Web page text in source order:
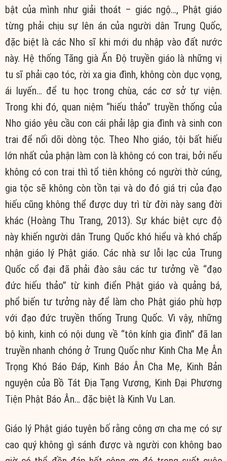
bật của mình như giải thoát – giác ngộ…, Phật giáo
từng phải chịu sự lên án của người dân Trung Quốc,
đặc biệt là các Nho sĩ khi mới du nhập vào đất nước
này. Hệ thống Tăng già Ấn Độ truyền giáo là những vị
tu sĩ phải cạo tóc, rời xa gia đình, không còn dục vọng,
ái luyến… để tu học trong chùa, các cơ sở tự viện.
Trong khi đó, quan niệm “hiếu thảo” truyền thống của
Nho giáo yêu cầu con cái phải lập gia đình và sinh con
trai để nối dõi dòng tộc. Theo Nho giáo, tội bất hiếu
lớn nhất của phận làm con là không có con trai, bởi nếu
không có con trai thì tổ tiên không có người thờ cúng,
gia tộc sẽ không còn tồn tại và do đó giá trị của đạo
hiếu cũng không thể được duy trì từ đời này sang đời
khác (Hoàng Thu Trang, 2013). Sự khác biệt cực độ
này khiến người dân Trung Quốc khó hiểu và khó chấp
nhận giáo lý Phật giáo. Các nhà sư lỗi lạc của Trung
Quốc cổ đại đã phải đào sâu các tư tưởng về “đạo
đức hiếu thảo” từ kinh điển Phật giáo và quảng bá,
phổ biến tư tưởng này để làm cho Phật giáo phù hợp
với đạo đức truyền thống Trung Quốc. Vì vậy, những
bộ kinh, kinh có nội dung về “tôn kính gia đình” đã lan
truyền nhanh chóng ở Trung Quốc như Kinh Cha Mẹ Ân
Trọng Khó Báo Đáp, Kinh Báo Ân Cha Mẹ, Kinh Bản
nguyện của Bồ Tát Địa Tạng Vương, Kinh Đại Phương
Tiện Phật Báo Ân… đặc biệt là Kinh Vu Lan.
Giáo lý Phật giáo tuyên bố rằng công ơn cha mẹ có sự
cao quý không gì sánh được và người con không bao